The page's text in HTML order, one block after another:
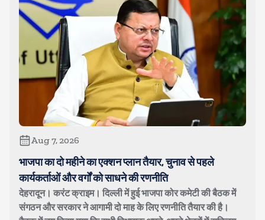
Aug 7, 2026
भाजपा का दो महीने का एक्शन प्लान तैयार, चुनाव से पहले
कार्यकर्ताओं और वर्गों को साधने की रणनीति
देहरादून। करंट क्राइम। दिल्ली में हुई भाजपा कोर कमेटी की बैठक में
संगठन और सरकार ने आगामी दो माह के लिए रणनीति तैयार की है।